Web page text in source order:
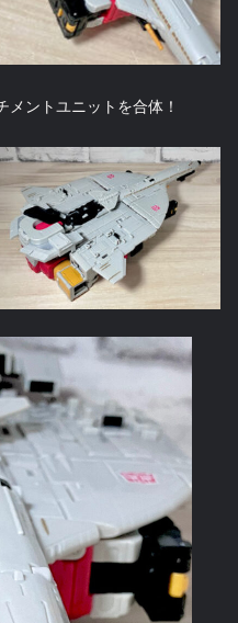
ントユニットを合体！